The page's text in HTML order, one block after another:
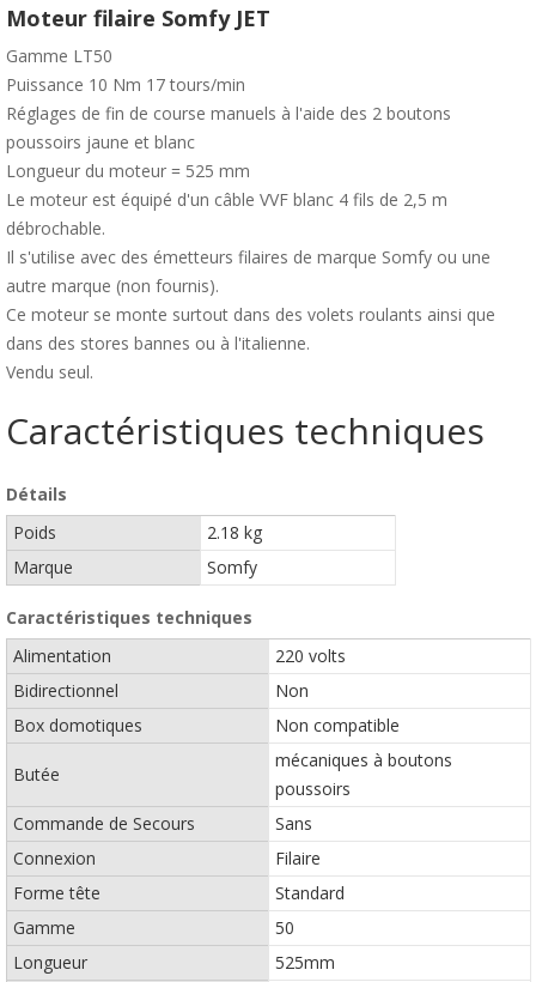
Moteur filaire Somfy JET
Gamme LT50
Puissance 10 Nm 17 tours/min
Réglages de fin de course manuels à l'aide des 2 boutons
poussoirs jaune et blanc
Longueur du moteur = 525 mm
Le moteur est équipé d'un câble VVF blanc 4 fils de 2,5 m
débrochable.
Il s'utilise avec des émetteurs filaires de marque Somfy ou une
autre marque (non fournis).
Ce moteur se monte surtout dans des volets roulants ainsi que
dans des stores bannes ou à l'italienne.
Vendu seul.
Caractéristiques techniques
Détails
Poids
2.18 kg
Marque
Somfy
Caractéristiques techniques
Alimentation
220 volts
Bidirectionnel
Non
Box domotiques
Non compatible
Butée
mécaniques à boutons
poussoirs
Commande de Secours
Sans
Connexion
Filaire
Forme tête
Standard
Gamme
50
Longueur
525mm